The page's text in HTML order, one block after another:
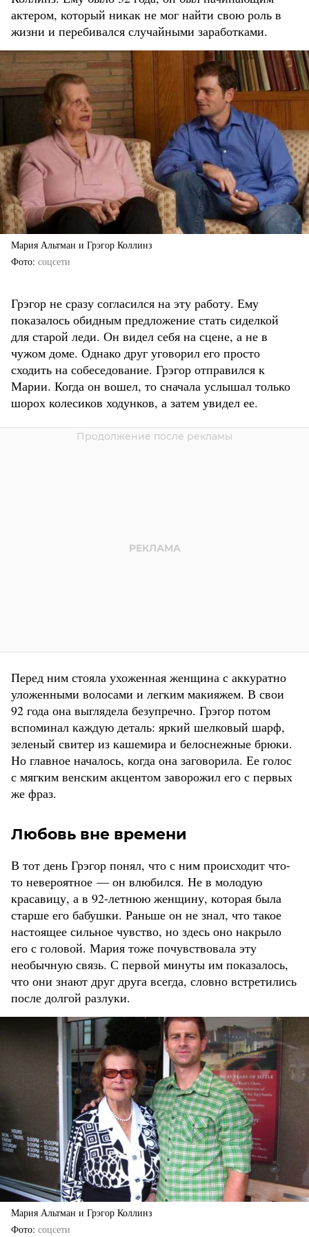
актером, который никак не мог найти свою роль в
жизни и перебивался случайными заработками.
Мария Альтман и Грэгор Коллинз
Фото соцсети
Грэгор не сразу согласился на эту работу. Ему
показалось обидным предложение стать сиделкой
для старой леди. Он видел себя на сцене, а не в
чужом доме. Однако друг уговорил его просто
сходить на собеседование. Грэгор отправился к
Марии. Когда он вошел, то сначала услышал только
шорох колесиков ходунков, а затем увидел ее.
Перед ним стояла ухоженная женщина с аккуратно
уложенными волосами и легким макияжем. В свои
92 года она выглядела безупречно. Грэгор потом
вспоминал каждую деталь: яркий шелковый шарф,
зеленый свитер из кашемира и белоснежные брюки.
Но главное началось, когда она заговорила. Ее голос
с мягким венским акцентом заворожил его с первых
же фраз.
Любовь вне времени
В тот день Грэгор понял, что с ним происходит что-
то невероятное — он влюбился. Не в молодую
красавицу, а в 92-летнюю женщину, которая была
старше его бабушки. Раньше он не знал, что такое
настоящее сильное чувство, но здесь оно накрыло
его с головой. Мария тоже почувствовала эту
необычную связь. С первой минуты им показалось,
что они знают друг друга всегда, словно встретились
после долгой разлуки.
Мария Альтман и Грэгор Коллинз
Фото соцсети